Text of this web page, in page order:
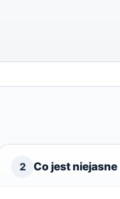
2 Co jest niejasne